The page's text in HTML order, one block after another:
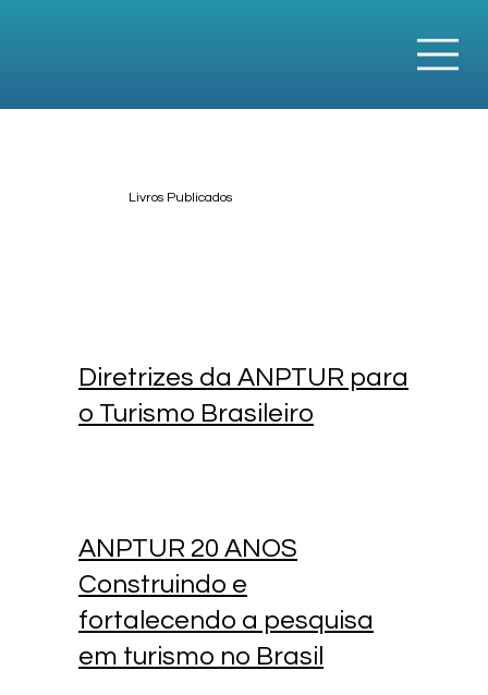
Livros Publicados
Diretrizes da ANPTUR para
o Turismo Brasileiro
ANPTUR 20 ANOS
Construindo e
fortalecendo a pesquisa
em turismo no Brasil